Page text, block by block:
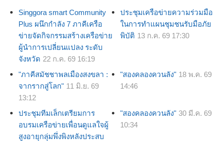
Singgora smart Community
Plus ผนึกกำลัง 7 ภาคีเครือ
ข่ายจัดกิจกรรมสร้างเครือข่าย
ผู้นำการเปลี่ยนแปลง ระดับ
จังหวัด 22 ก.ค. 69 16:19
ประชุมเครือข่ายความร่วมมือ
ในการทำแผนชุมชนรับมือภัย
พิบัติ 13 ก.ค. 69 17:30
"ภาคีสมัชชาพลเมืองสงขลา :
จากรากสู่โลก" 11 มิ.ย. 69
13:12
"สองคลองควนลัง" 18 พ.ค. 69
14:46
ประชุมทีมเล็กเตรียมการ
อบรมเครือข่ายเพื่อนดูแลใจผู้
สูงอายุกลุ่มพึ่งพิงหลังประสบ
"สองคลองควนลัง" 30 มี.ค. 69
10:34